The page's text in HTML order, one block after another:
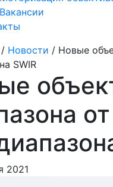
Вакансии
/ Новости / Новые
SWIR
2021